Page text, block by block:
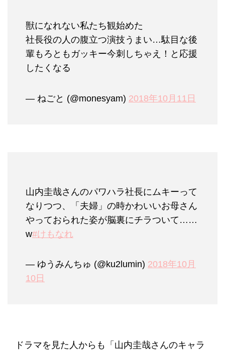
獣になれない私たち観始めた
社長役の人の腹立つ演技うまい…駄目な後
輩もろともガッキー今刺しちゃえ！と応援
したくなる
— ねごと (@monesyam) 2018年10月11日
山内圭哉さんのパワハラ社長にムキーって
なりつつ、「夫婦」の時かわいいお母さん
やっておられた姿が脳裏にチラついて……
w#けもなれ
— ゆうみんちゅ (@ku2lumin) 2018年10月
10日
ドラマを見た人からも「山内圭哉さんのキャラ